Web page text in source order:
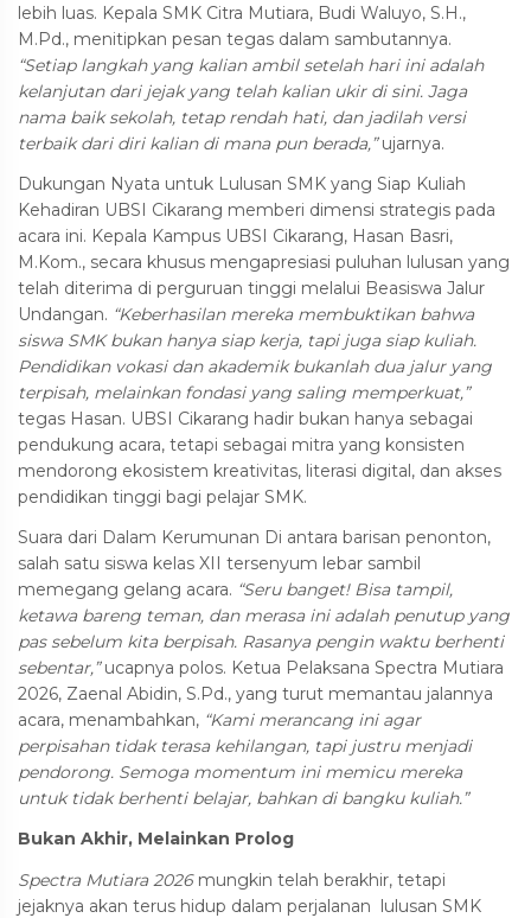
lebih luas. Kepala SMK Citra Mutiara, Budi Waluyo, S.H.,
M.Pd., menitipkan pesan tegas dalam sambutannya.
“Setiap langkah yang kalian ambil setelah hari ini adalah
kelanjutan dari jejak yang telah kalian ukir di sini. Jaga
nama baik sekolah, tetap rendah hati, dan jadilah versi
terbaik dari diri kalian di mana pun berada,”ujarnya.
Dukungan Nyata untuk Lulusan SMK yang Siap Kuliah
Kehadiran UBSI Cikarang memberi dimensi strategis pada
acara ini. Kepala Kampus UBSI Cikarang, Hasan Basri,
M.Kom., secara khusus mengapresiasi puluhan lulusan yang
telah diterima di perguruan tinggi melalui Beasiswa Jalur
Undangan. “Keberhasilan mereka membuktikan bahwa
siswa SMK bukan hanya siap kerja, tapi juga siap kuliah.
Pendidikan vokasi dan akademik bukanlah dua jalur yang
terpisah, melainkan fondasi yang saling memperkuat,”
tegas Hasan. UBSI Cikarang hadir bukan hanya sebagai
pendukung acara, tetapi sebagai mitra yang konsisten
mendorong ekosistem kreativitas, literasi digital, dan akses
pendidikan tinggi bagi pelajar SMK.
Suara dari Dalam Kerumunan Di antara barisan penonton,
salah satu siswa kelas XII tersenyum lebar sambil
memegang gelang acara. “Seru banget! Bisa tampil,
ketawa bareng teman, dan merasa ini adalah penutup yang
pas sebelum kita berpisah. Rasanya pengin waktu berhenti
sebentar,”ucapnya polos. Ketua Pelaksana Spectra Mutiara
2026, Zaenal Abidin, S.Pd., yang turut memantau jalannya
acara, menambahkan, “Kami merancang ini agar
perpisahan tidak terasa kehilangan, tapi justru menjadi
pendorong. Semoga momentum ini memicu mereka
untuk tidak berhenti belajar, bahkan di bangku kuliah.”
Bukan Akhir, Melainkan Prolog
Spectra Mutiara 2026mungkin telah berakhir, tetapi
jejaknya akan terus hidup dalam perjalanan lulusan SMK